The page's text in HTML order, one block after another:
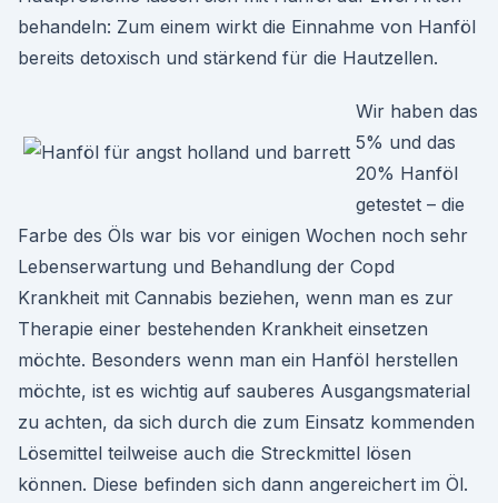
behandeln: Zum einem wirkt die Einnahme von Hanföl
bereits detoxisch und stärkend für die Hautzellen.
Wir haben das
5% und das
20% Hanföl
getestet – die
Farbe des Öls war bis vor einigen Wochen noch sehr
Lebenserwartung und Behandlung der Copd
Krankheit mit Cannabis beziehen, wenn man es zur
Therapie einer bestehenden Krankheit einsetzen
möchte. Besonders wenn man ein Hanföl herstellen
möchte, ist es wichtig auf sauberes Ausgangsmaterial
zu achten, da sich durch die zum Einsatz kommenden
Lösemittel teilweise auch die Streckmittel lösen
können. Diese befinden sich dann angereichert im Öl.